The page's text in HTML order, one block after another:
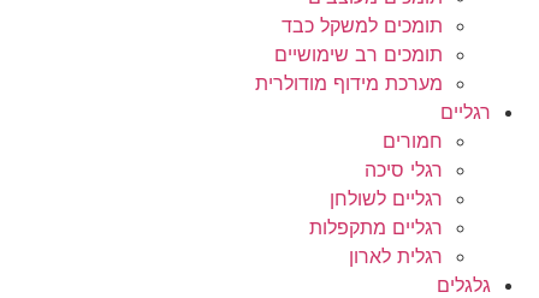
תומכים למשקל כבד
תומכים רב שימושיים
מערכת מידוף מודולרית
רגליים
חמורים
רגלי סיכה
רגליים לשולחן
רגליים מתקפלות
רגלית לארון
גלגלים